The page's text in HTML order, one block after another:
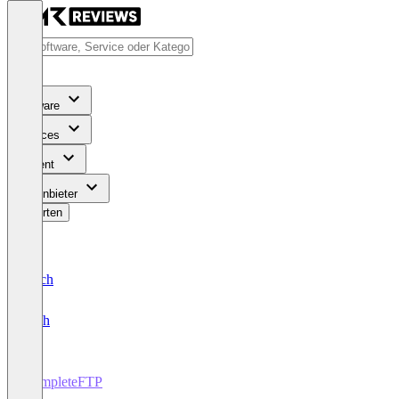
Software
Services
Content
Für Anbieter
Bewerten
Deutsch
English
CompleteFTP